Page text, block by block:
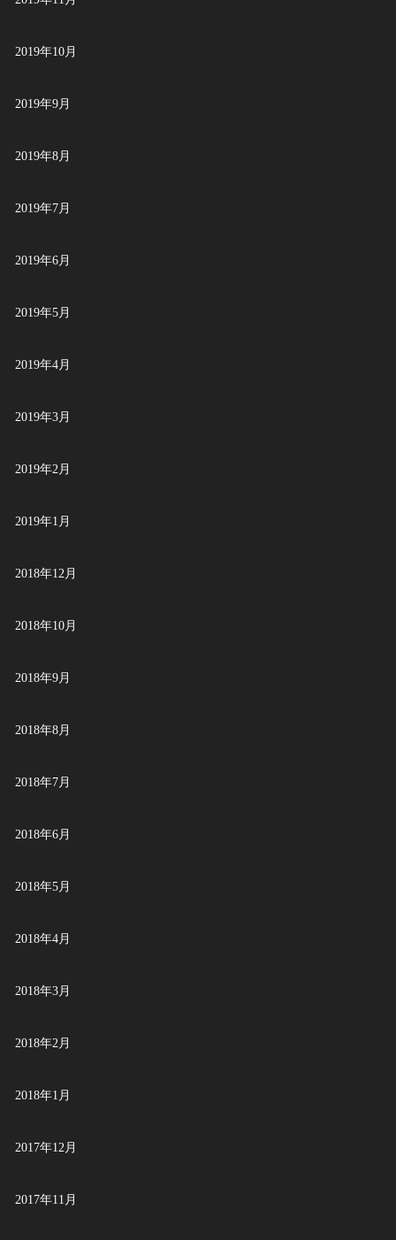
2019年10月
2019年9月
2019年8月
2019年7月
2019年6月
2019年5月
2019年4月
2019年3月
2019年2月
2019年1月
2018年12月
2018年10月
2018年9月
2018年8月
2018年7月
2018年6月
2018年5月
2018年4月
2018年3月
2018年2月
2018年1月
2017年12月
2017年11月